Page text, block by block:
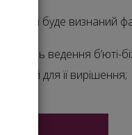
буде визнаний
питань ведення б’юті-
для її вирішення;